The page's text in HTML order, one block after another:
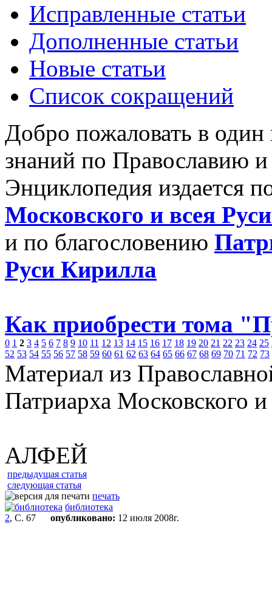
Исправленные статьи
Дополненные статьи
Новые статьи
Список сокращений
Добро пожаловать в
знаний по Православию
Энциклопедия издается
Московского и всея
и по благословению
Руси Кирилла
Как приобрести тома
0 1 2 3 4 5 6 7 8 9 10 11 12 13 14 15 16 17 18 19 20 21 22 23 24 25
52 53 54 55 56 57 58 59 60 61 62 63 64 65 66 67 68 69 70 71 72 73
Материал из
Патриарха Московского
АЛФЕЙ
предыдущая статья
следующая статья
печать
библиотека
2, С. 67 опубликовано: 12 июля 2008г.